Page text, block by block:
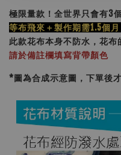
極限量款！全世界只會有3
等布飛來＋製作期需1.5個
此款花布本身不防水，花布
請於備註欄填寫背帶顏色
*圖為合成示意圖，下單後